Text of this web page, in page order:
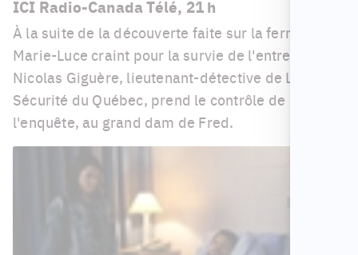
ICI Radio-Canada Télé, 21 h
À la suite de la découverte faite sur la ferme,
Marie-Luce craint pour la survie de l'entreprise.
Nicolas Giguère, lieutenant-détective de La
Sécurité du Québec, prend le contrôle de
l'enquête, au grand dam de Fred.